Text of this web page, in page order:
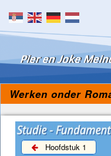
Skip to content
Hoofdstuk 1
Werken onder